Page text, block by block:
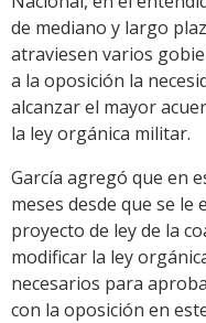
de mediano y largo
atraviesen varios
a la oposición la
alcanzar el mayor
la ley orgánica militar.
García agregó que en
meses desde que se
proyecto de ley de la
modificar la ley
necesarios para
con la oposición en